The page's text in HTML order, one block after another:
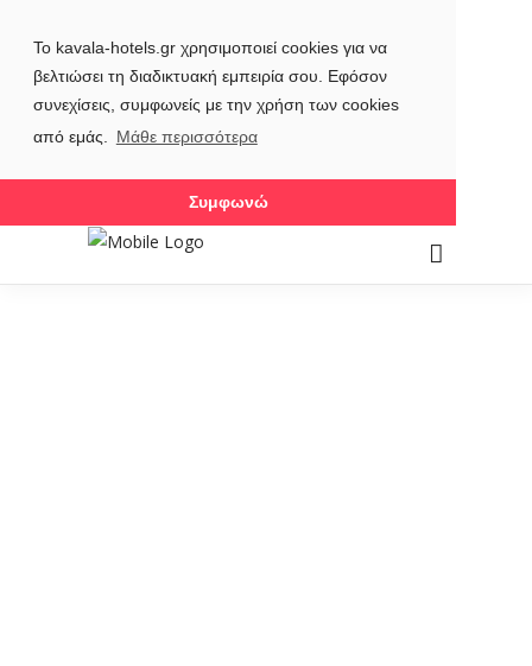
Το kavala-hotels.gr χρησιμοποιεί cookies για να
βελτιώσει τη διαδικτυακή εμπειρία σου. Εφόσον
συνεχίσεις, συμφωνείς με την χρήση των cookies
από εμάς.
Μάθε περισσότερα
Συμφωνώ